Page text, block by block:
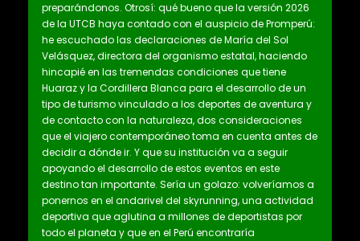
preparándonos. Otrosí: qué bueno que la versión 2026
de la UTCB haya contado con el auspicio de Promperú:
he escuchado las declaraciones de María del Sol
Velásquez, directora del organismo estatal, haciendo
hincapié en las tremendas condiciones que tiene
Huaraz y la Cordillera Blanca para el desarrollo de un
tipo de turismo vinculado a los deportes de aventura y
de contacto con la naturaleza, dos consideraciones
que el viajero contemporáneo toma en cuenta antes de
decidir a dónde ir. Y que su institución va a seguir
apoyando el desarrollo de estos eventos en este
destino tan importante. Sería un golazo: volveríamos a
ponernos en el andarivel del skyrunning, una actividad
deportiva que aglutina a millones de deportistas por
todo el planeta y que en el Perú encontraría